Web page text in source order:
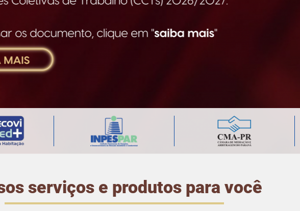
serviços e produtos para você